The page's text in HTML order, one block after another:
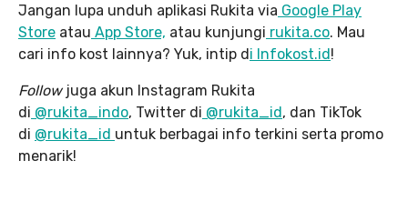
Jangan lupa unduh aplikasi Rukita via Google Play
Store atau App Store, atau kunjungi rukita.co. Mau
cari info kost lainnya? Yuk, intip d i Infokost.id !
Follow juga akun Instagram Rukita
di @rukita_indo, Twitter di @rukita_id , dan TikTok
di @rukita_id untuk berbagai info terkini serta promo
menarik!